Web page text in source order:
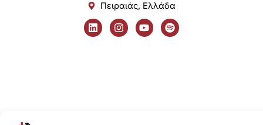
Πειραιάς, Ελλάδα
L
i
n
I
n
s
Y
o
u
S
p
o